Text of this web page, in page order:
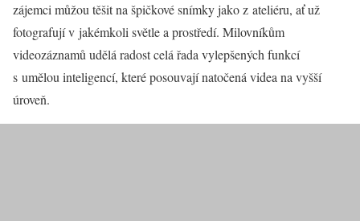
zájemci můžou těšit na špičkové snímky jako z ateliéru, ať už
fotografují v jakémkoli světle a prostředí. Milovníkům
videozáznamů udělá radost celá řada vylepšených funkcí
s umělou inteligencí, které posouvají natočená videa na vyšší
úroveň.